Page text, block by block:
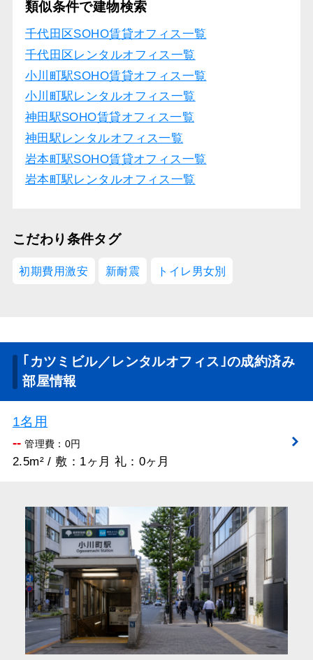
類似条件で建物検索
千代田区SOHO賃貸オフィス一覧
千代田区レンタルオフィス一覧
小川町駅SOHO賃貸オフィス一覧
小川町駅レンタルオフィス一覧
神田駅SOHO賃貸オフィス一覧
神田駅レンタルオフィス一覧
岩本町駅SOHO賃貸オフィス一覧
岩本町駅レンタルオフィス一覧
こだわり条件タグ
初期費用激安 新耐震 トイレ男女別
｢カツミビル／レンタルオフィス｣の成約済み
部屋情報
1名用
-- 管理費：0円
2.5m² / 敷：1ヶ月 礼：0ヶ月